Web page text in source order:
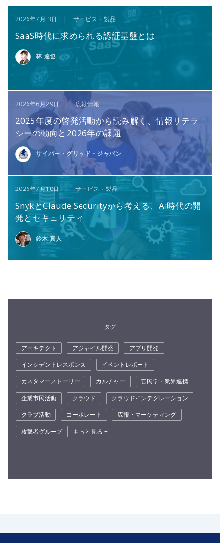
2026年7月 3日 | サービス・製品
SaaS時代に求められる認証基盤とは
林 達也
2026年6月29日 | 広報情報
2025年度の啓発活動から読み解く、情報リテラ
シーの動向と2026年の課題
サイバー・グリッド・ジャパン
2026年7月10日 | サービス・製品
SnykとClaude Securityから考える、AI時代の開
発とセキュリティ
鈴木 真人
タグ
アーキテクト アジャイル開発
アプリ開発
インシデントレスポンス
イベントレポート
カスタマーストーリー
カルチャー
官民学・業界連携
企業市民活動
クラウド
クラウドインテグレーション
クラブ活動
コーポレート
広報・マーケティング
攻撃者グループ
もっと見る +